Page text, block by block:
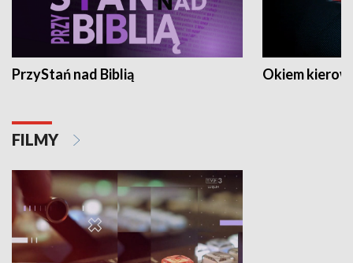
PrzyStań nad Biblią Okiem
FILMY